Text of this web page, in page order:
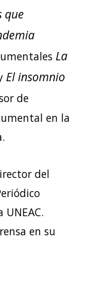
que
La
El insomnio
de
en la
del
en su